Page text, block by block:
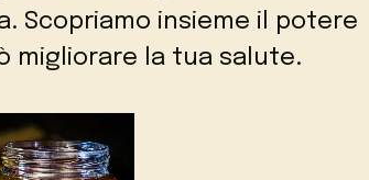
Scopriamo insieme il potere
migliorare la tua salute.